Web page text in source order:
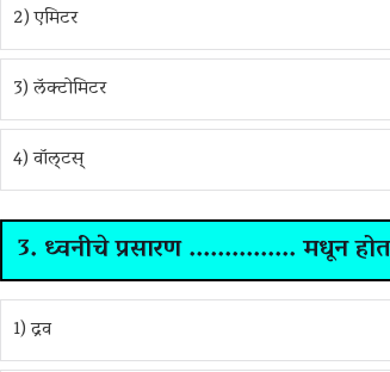
2) एमिटर
3) लॅक्टोमिटर
4) वॉल्टस्
3. ध्वनीचे प्रसारण ............... मधून
1) द्रव